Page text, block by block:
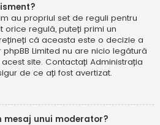
au propriul set de reguli pentru
orice regulă, puteți primi un
că aceasta este o decizie a
phpBB Limited nu are nicio legătură
site. Contactați Administrația
de ce ați fost avertizat.
unui moderator?